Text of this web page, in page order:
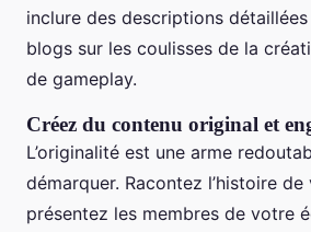
inclure des descriptions
blogs sur les coulisses de la
de gameplay.
Créez du contenu original et
L’originalité est une arme
démarquer. Racontez l’histoire
présentez les membres de votre